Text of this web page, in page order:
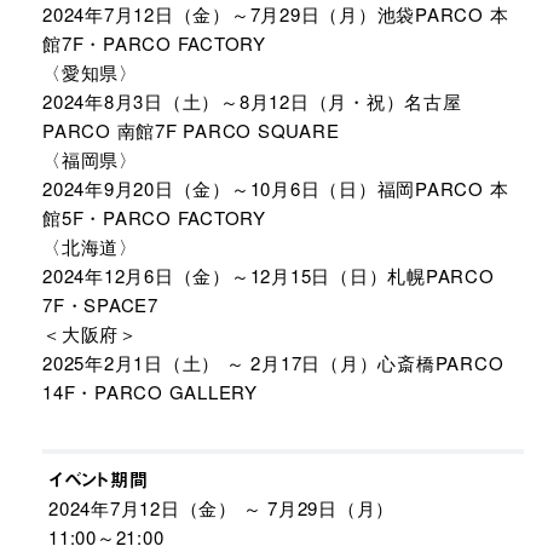
2024年7月12日（金）～7月29日（月）池袋PARCO 本
館7F・PARCO FACTORY
〈愛知県〉
2024年8月3日（土）～8月12日（月・祝）名古屋
PARCO 南館7F PARCO SQUARE
〈福岡県〉
2024年9月20日（金）～10月6日（日）福岡PARCO 本
館5F・PARCO FACTORY
〈北海道〉
2024年12月6日（金）～12月15日（日）札幌PARCO
7F・SPACE7
＜大阪府＞
2025年2月1日（土） ～ 2月17日（月）心斎橋PARCO
14F・PARCO GALLERY
イベント期間
2024年7月12日（金） ～ 7月29日（月）
11:00～21:00